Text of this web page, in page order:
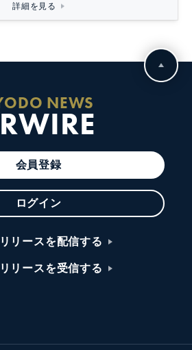
詳細を見る
NEWS
会員登録
ログイン
リースを配信する
リースを受信する